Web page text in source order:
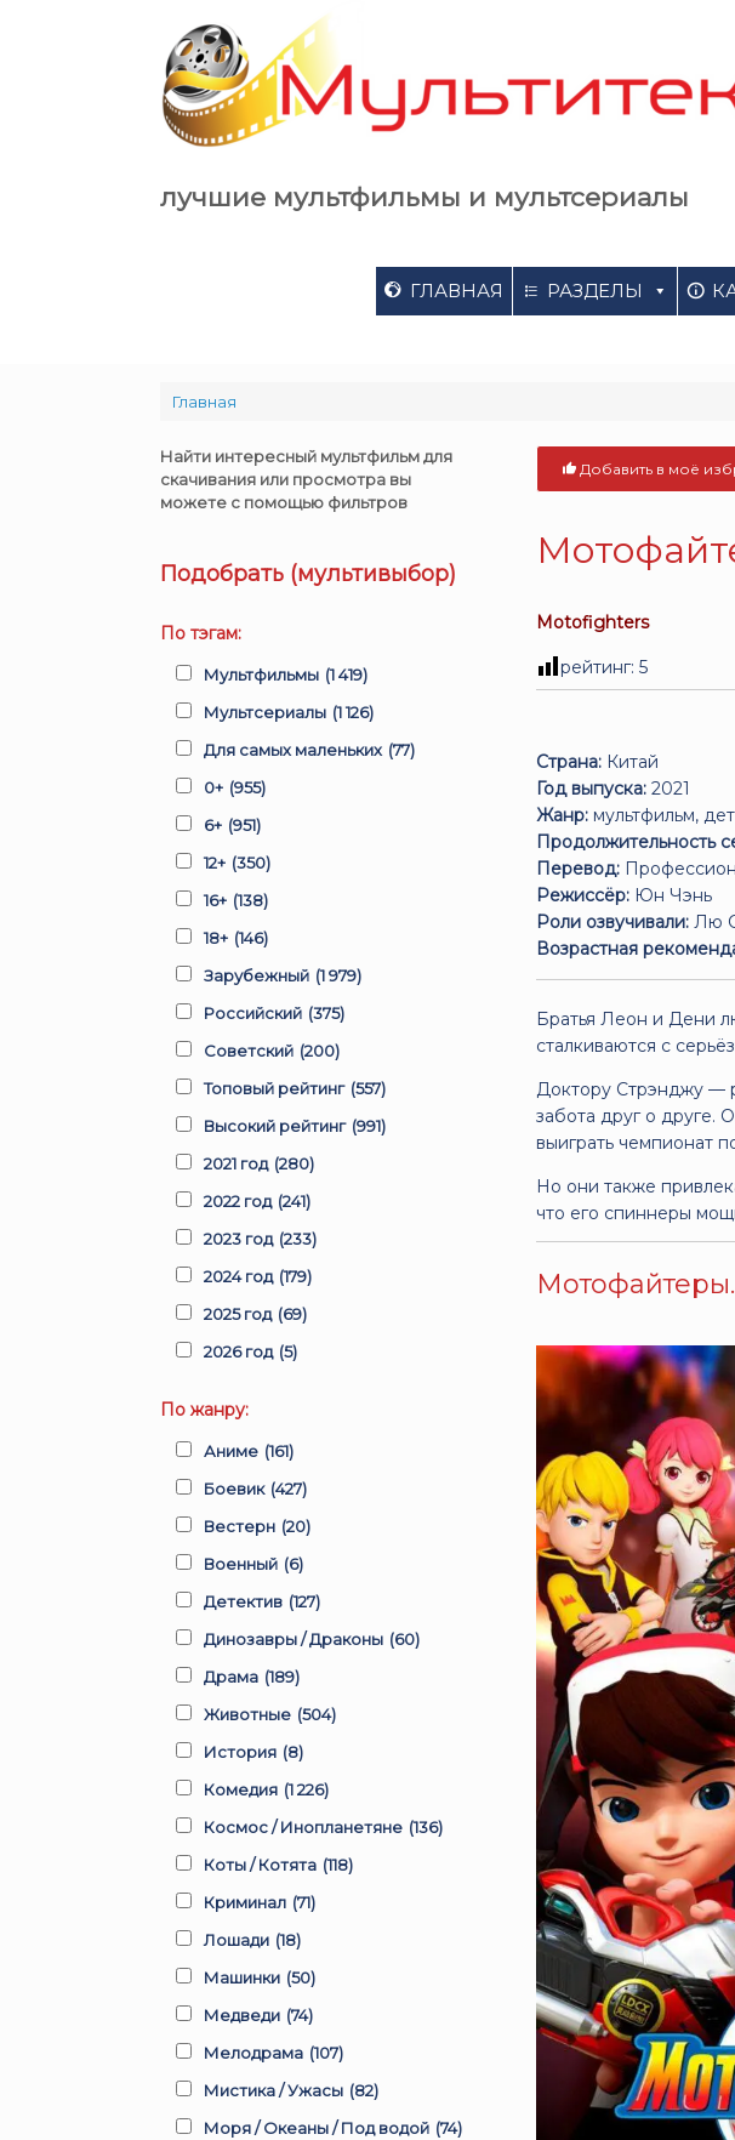
лучшие мультфильмы и мультсериалы
ГЛАВНАЯ РАЗДЕЛЫ
Главная
Добавить в моё
Motofighters
рейтинг:5
Страна: Китай
Год выпуска: 2021
Жанр: мультфильм,
Продолжительность
Перевод:
Режиссёр: Юн Чэнь
Роли озвучивали: Лю
Возрастная
Братья Леон и Дени
сталкиваются с
Доктору Стрэнджу —
забота друг о друге.
выиграть чемпионат
Но они также
что его спиннеры
Мотофайтеры.
Найти интересный мультфильм для
скачивания или просмотра вы
можете с помощью фильтров
Подобрать (мультивыбор)
По тэгам:
Мультфильмы (1 419)
Мультсериалы (1 126)
Для самых маленьких (77)
0+ (955)
6+ (951)
12+ (350)
16+ (138)
18+ (146)
Зарубежный (1 979)
Российский (375)
Советский (200)
Топовый рейтинг (557)
Высокий рейтинг (991)
2021 год (280)
2022 год (241)
2023 год (233)
2024 год (179)
2025 год (69)
2026 год (5)
По жанру:
Аниме (161)
Боевик (427)
Вестерн (20)
Военный (6)
Детектив (127)
Динозавры / Драконы (60)
Драма (189)
Животные (504)
История (8)
Комедия (1 226)
Космос / Инопланетяне (136)
Коты / Котята (118)
Криминал (71)
Лошади (18)
Машинки (50)
Медведи (74)
Мелодрама (107)
Мистика / Ужасы (82)
Моря / Океаны / Под водой (74)